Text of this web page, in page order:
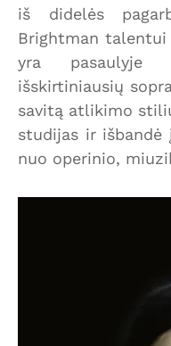
iš didelės
Brightman
yra pasaulyje
išskirtiniausių
savitą atlikimo
studijas ir
nuo operinio,